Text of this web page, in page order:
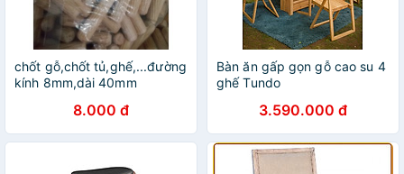
chốt gỗ,chốt tủ,ghế,...đường
kính 8mm,dài 40mm
8.000 đ
Bàn ăn gấp gọn gỗ cao su 4
ghế Tundo
3.590.000 đ